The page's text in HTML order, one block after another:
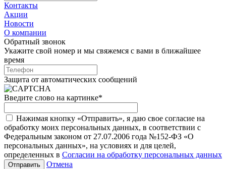
Контакты
Акции
Новости
О компании
Обратный звонок
Укажите свой номер и мы свяжемся с вами в ближайшее
время
Защита от автоматических сообщений
Введите слово на картинке*
Нажимая кнопку «Отправить», я даю свое согласие на
обработку моих персональных данных, в соответствии с
Федеральным законом от 27.07.2006 года №152-ФЗ «О
персональных данных», на условиях и для целей,
определенных в Согласии на обработку персональных данных
Отмена